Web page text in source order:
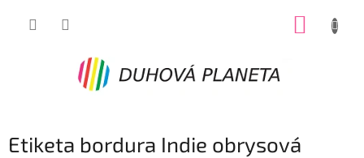
Etiketa bordura Indie obrysová